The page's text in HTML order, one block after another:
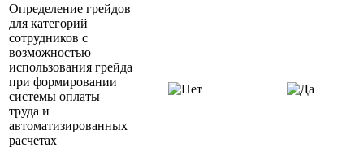
Определение грейдов
для категорий
сотрудников с
возможностью
использования грейда
при формировании
системы оплаты
труда и
автоматизированных
расчетах